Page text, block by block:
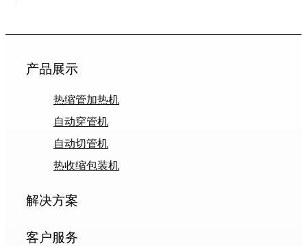
产品展示
热缩管加热机
自动穿管机
自动切管机
热收缩包装机
解决方案
客户服务